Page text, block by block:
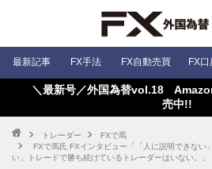
最新記事 FX手法 FX自動売買 FX口
＼最新号／外国為替vol.18
売中!!
トレーダー
FXで馬
FXで馬氏 FXインタビュー「「人に説明できない
い」トレードで勝ち続けているトレーダーはいない。」